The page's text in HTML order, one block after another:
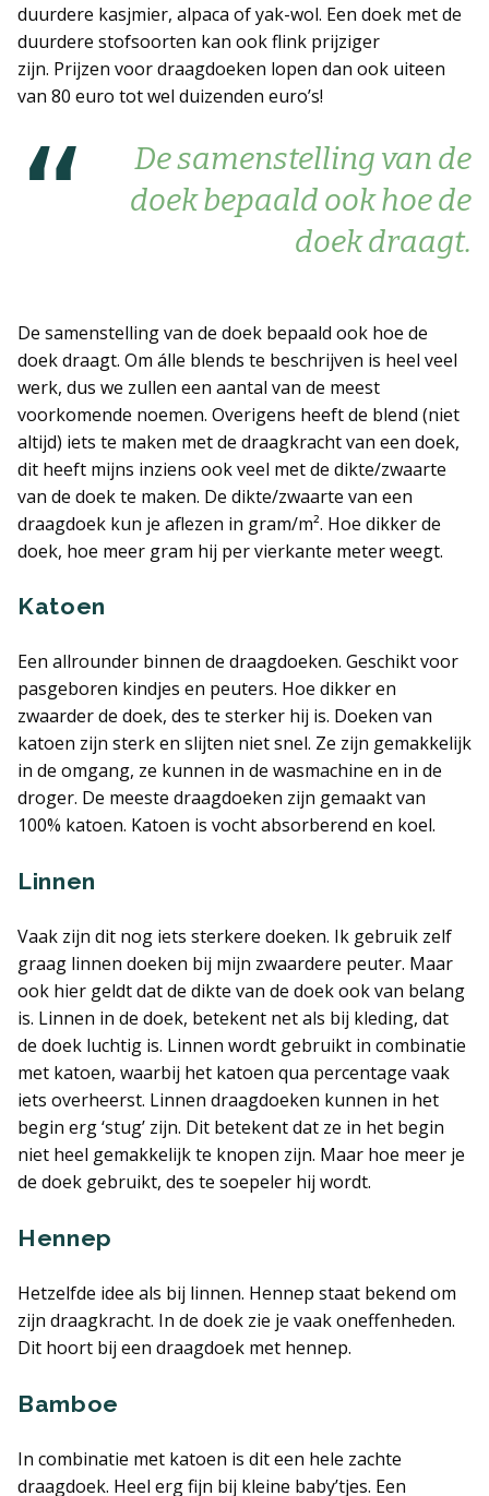
duurdere kasjmier, alpaca of yak-wol. Een doek met de
duurdere stofsoorten kan ook flink prijziger
zijn. Prijzen voor draagdoeken lopen dan ook uiteen
van 80 euro tot wel duizenden euro’s!
De samenstelling van de
doek bepaald ook hoe de
doek draagt.
De samenstelling van de doek bepaald ook hoe de
doek draagt. Om álle blends te beschrijven is heel veel
werk, dus we zullen een aantal van de meest
voorkomende noemen. Overigens heeft de blend (niet
altijd) iets te maken met de draagkracht van een doek,
dit heeft mijns inziens ook veel met de dikte/zwaarte
van de doek te maken. De dikte/zwaarte van een
draagdoek kun je aflezen in gram/m². Hoe dikker de
doek, hoe meer gram hij per vierkante meter weegt.
Katoen
Een allrounder binnen de draagdoeken. Geschikt voor
pasgeboren kindjes en peuters. Hoe dikker en
zwaarder de doek, des te sterker hij is. Doeken van
katoen zijn sterk en slijten niet snel. Ze zijn gemakkelijk
in de omgang, ze kunnen in de wasmachine en in de
droger. De meeste draagdoeken zijn gemaakt van
100% katoen. Katoen is vocht absorberend en koel.
Linnen
Vaak zijn dit nog iets sterkere doeken. Ik gebruik zelf
graag linnen doeken bij mijn zwaardere peuter. Maar
ook hier geldt dat de dikte van de doek ook van belang
is. Linnen in de doek, betekent net als bij kleding, dat
de doek luchtig is. Linnen wordt gebruikt in combinatie
met katoen, waarbij het katoen qua percentage vaak
iets overheerst. Linnen draagdoeken kunnen in het
begin erg ‘stug’ zijn. Dit betekent dat ze in het begin
niet heel gemakkelijk te knopen zijn. Maar hoe meer je
de doek gebruikt, des te soepeler hij wordt.
Hennep
Hetzelfde idee als bij linnen. Hennep staat bekend om
zijn draagkracht. In de doek zie je vaak oneffenheden.
Dit hoort bij een draagdoek met hennep.
Bamboe
In combinatie met katoen is dit een hele zachte
draagdoek. Heel erg fijn bij kleine baby’tjes. Een